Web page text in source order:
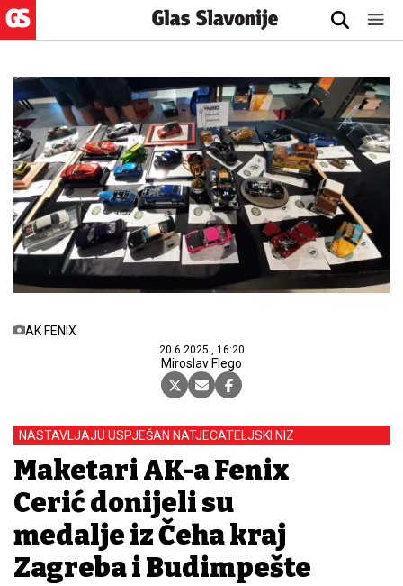
AK FENIX
20.6.2025., 16:20
Miroslav Flego
NASTAVLJAJU USPJEŠAN NATJECATELJSKI NIZ
Maketari AK-a Fenix
Cerić donijeli su
medalje iz Čeha kraj
Zagreba i Budimpešte